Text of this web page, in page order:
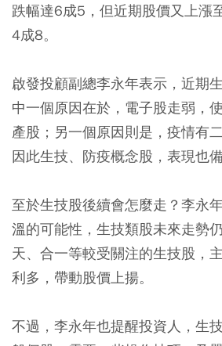
跌幅達6成5，但近期股價又上漲
4成8。
啟發投顧副總李永年表示，近期
中一個原因在於，電子股走弱，
產股；另一個原因則是，疫情有
因此生技、防疫概念股，表現也備
至於生技股後續會怎麼走？李永
溫的可能性，生技類股未來走勢
天、合一等較受關注的生技股，
利多，帶動股價上揚。
不過，李永年也提醒投資人，生